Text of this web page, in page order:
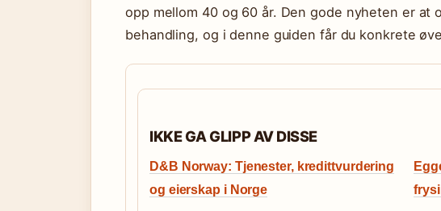
opp mellom 40 og 60 år. Den gode nyheten er at
behandling, og i denne guiden får du konkrete
IKKE GA GLIPP AV DISSE
D&B Norway: Tjenester, kredittvurdering
og eierskap i Norge